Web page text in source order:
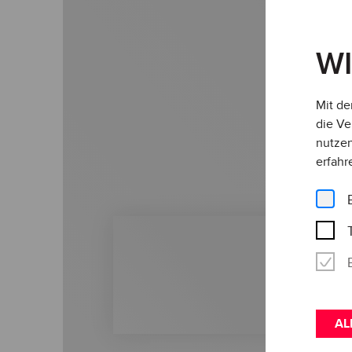
Mit
die